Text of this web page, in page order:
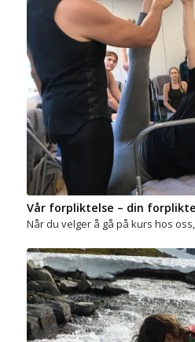
Vår forpliktelse – din
Når du velger å gå på kurs hos